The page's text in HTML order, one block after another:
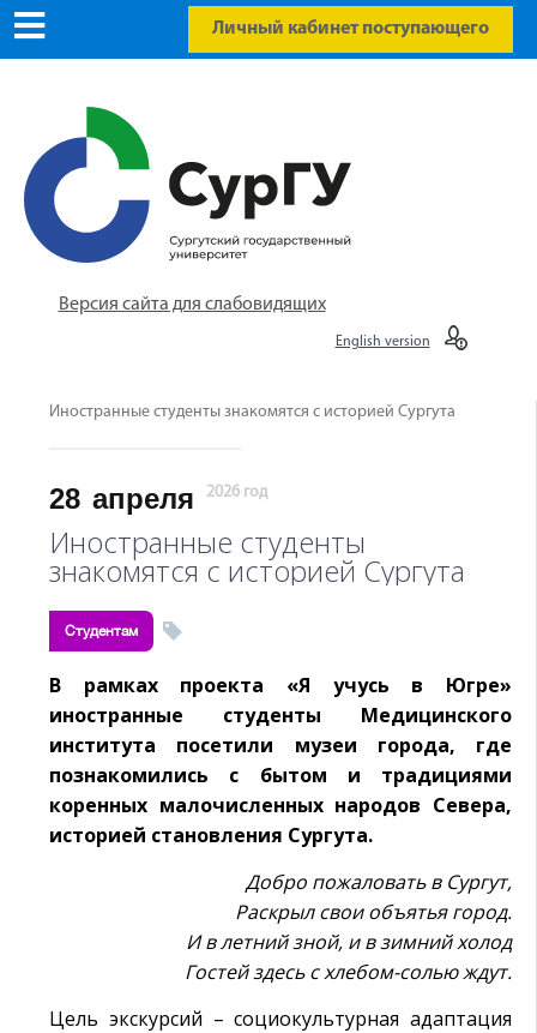
Личный кабинет поступающего
Версия сайта для слабовидящих
English version
Иностранные студенты знакомятся с историей Сургута
28 апреля 2026 год
Иностранные студенты
знакомятся с историей Сургута
Студентам
В рамках проекта «Я учусь в Югре»
иностранные студенты Медицинского
института посетили музеи города, где
познакомились с бытом и традициями
коренных малочисленных народов Севера,
историей становления Сургута.
Добро пожаловать в Сургут,
Раскрыл свои объятья город.
И в летний зной, и в зимний холод
Гостей здесь с хлебом-солью ждут.
Цель экскурсий – социокультурная адаптация